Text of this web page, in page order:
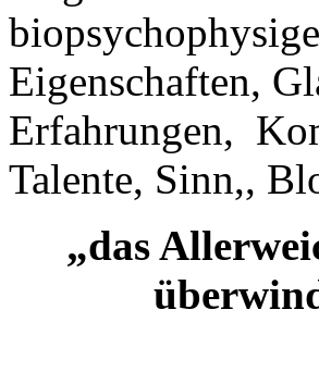
Eigenschaften,
Erfahrungen,
Talente, Sinn,,
„das